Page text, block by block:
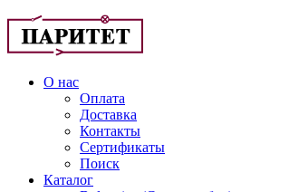
О нас
Оплата
Доставка
Контакты
Сертификаты
Поиск
Каталог